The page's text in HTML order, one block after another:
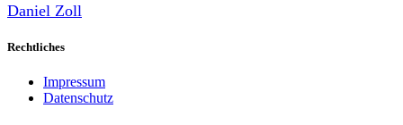
Daniel Zoll
Rechtliches
Impressum
Datenschutz